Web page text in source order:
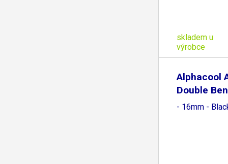
skladem u
výrobce
Alphacool
Double
- 16mm -